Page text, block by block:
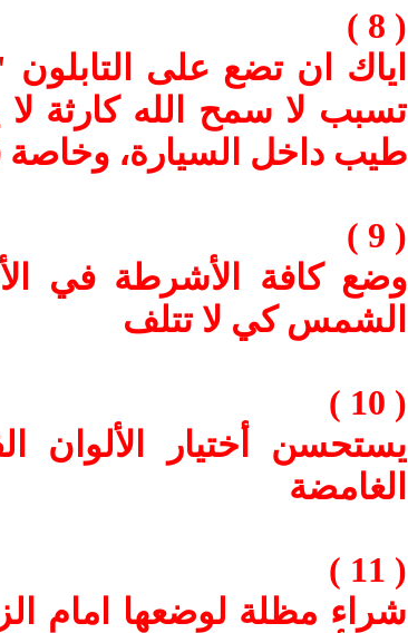
( 8 )
اياك ان تضع على
تسبب لا سمح الله كارثة
طيب داخل السيارة،
( 9 )
وضع كافة الأشرطة في
الشمس كي لا تتلف
( 10 )
يستحسن أختيار الألوان
الغامضة
( 11 )
شراء مظلة لوضعها امام